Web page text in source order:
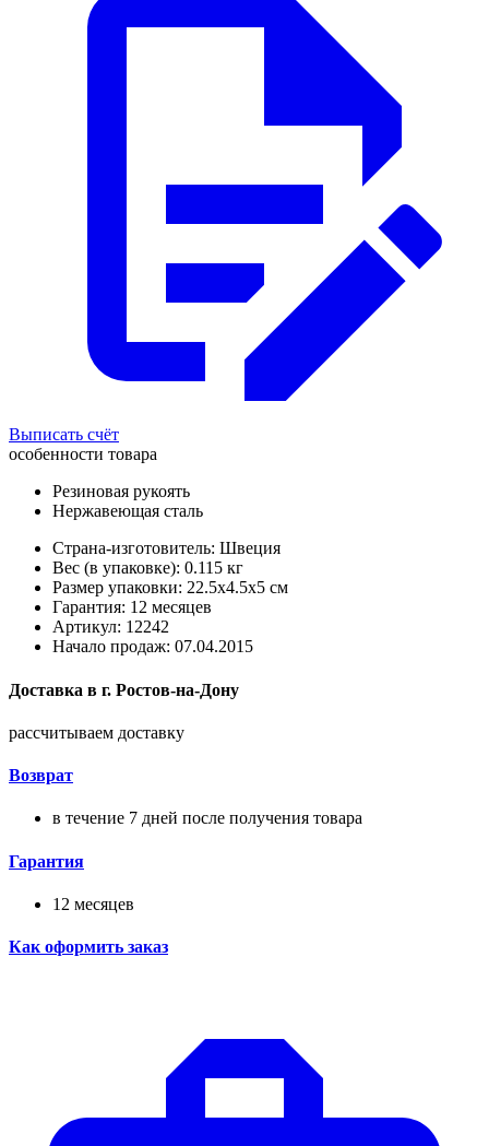
Выписать счёт
особенности товара
Резиновая рукоять
Нержавеющая сталь
Страна-изготовитель: Швеция
Вес (в упаковке): 0.115 кг
Размер упаковки: 22.5x4.5x5 см
Гарантия: 12 месяцев
Артикул: 12242
Начало продаж: 07.04.2015
Доставка в г. Ростов-на-Дону
рассчитываем доставку
Возврат
в течение 7 дней после получения товара
Гарантия
12 месяцев
Как оформить заказ